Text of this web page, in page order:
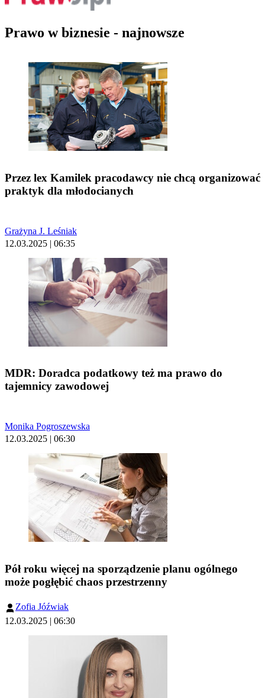
Prawo w biznesie - najnowsze
Przez lex Kamilek pracodawcy nie chcą organizować
praktyk dla młodocianych
Grażyna J. Leśniak
12.03.2025 | 06:35
MDR: Doradca podatkowy też ma prawo do
tajemnicy zawodowej
Monika Pogroszewska
12.03.2025 | 06:30
Pół roku więcej na sporządzenie planu ogólnego
może pogłębić chaos przestrzenny
Zofia Jóźwiak
12.03.2025 | 06:30